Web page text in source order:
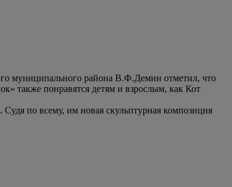
муниципального района В.Ф.Демин отметил, что
также понравятся детям и взрослым, как Кот
Судя по всему, им новая скульптурная композиция